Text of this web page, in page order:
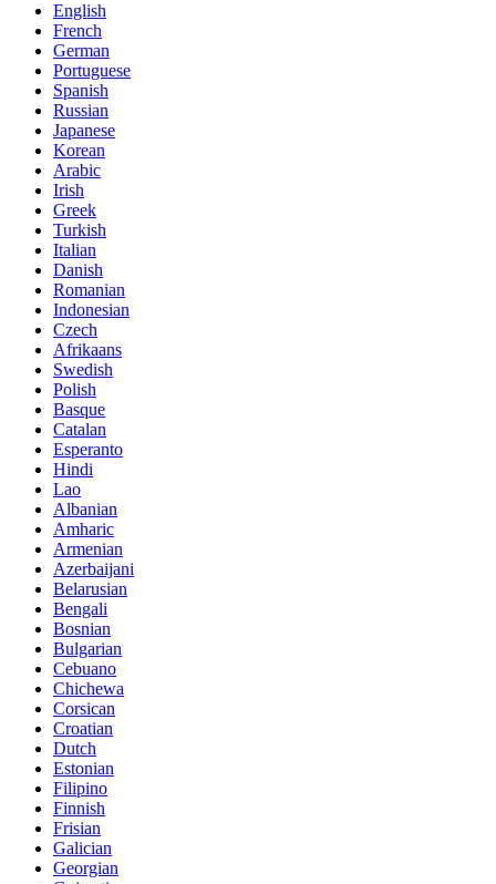
English
French
German
Portuguese
Spanish
Russian
Japanese
Korean
Arabic
Irish
Greek
Turkish
Italian
Danish
Romanian
Indonesian
Czech
Afrikaans
Swedish
Polish
Basque
Catalan
Esperanto
Hindi
Lao
Albanian
Amharic
Armenian
Azerbaijani
Belarusian
Bengali
Bosnian
Bulgarian
Cebuano
Chichewa
Corsican
Croatian
Dutch
Estonian
Filipino
Finnish
Frisian
Galician
Georgian